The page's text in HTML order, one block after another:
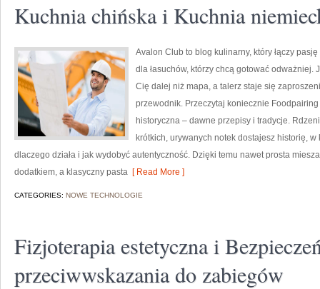
Kuchnia chińska i Kuchnia
Avalon Club to blog kulinarny, który łączy
dla łasuchów, którzy chcą gotować
Cię dalej niż mapa, a talerz staje się
przewodnik. Przeczytaj koniecznie
historyczna – dawne przepisy i tradycje.
krótkich, urywanych notek dostajesz historię,
dlaczego działa i jak wydobyć autentyczność. Dzięki temu nawet prosta
dodatkiem, a klasyczny pasta [ Read More ]
CATEGORIES: NOWE TECHNOLOGIE
Fizjoterapia estetyczna i
przeciwwskazania do zabiegów